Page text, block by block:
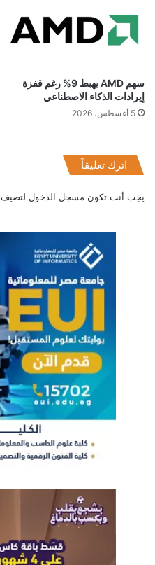
سهم AMD يهبط 9% رغم قفزة
إيرادات الذكاء الاصطناعي
5 أغسطس، 2026
اترك تعليقاً
يجب أنت تكون مسجل الدخول لتضيف